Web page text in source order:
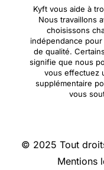
Kyft vous aide à
Nous travaillons
choisissons
indépendance
de qualité.
signifie que nous
vous effectuez
supplémentaire
vous
© 2025 Tout
Mentions